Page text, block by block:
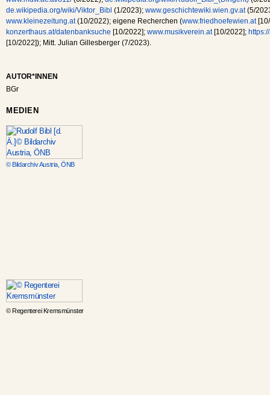
de.wikipedia.org/wiki/Viktor_Bibl (1/2023); www.geschichtewiki.wien.gv.at(5/
www.kleinezeitung.at(10/2022); eigene Recherchen (www.friedhoefewien.at
konzerthaus.at/datenbanksuche [10/2022]; www.musikverein.at[10/2022];
[10/2022]); Mitt. Julian Gillesberger (7/2023).
AUTOR*INNEN
BGr
MEDIEN
© Bildarchiv Austria, ÖNB
© Regenterei Kremsmünster